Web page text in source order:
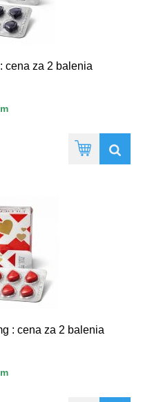
cena za 2 balenia
: cena za 2 balenia